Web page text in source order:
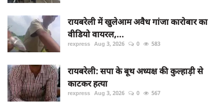
रायबरेली में खुलेआम अवैध गांजा कारोबार का
वीडियो वायरल,...
rexpress Aug 3, 2026 0 583
रायबरेली: सपा के बूथ अध्यक्ष की कुल्हाड़ी से
काटकर हत्या
rexpress Aug 3, 2026 0 567